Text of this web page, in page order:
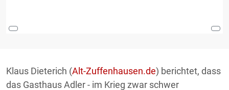
Klaus Dieterich (Alt-Zuffenhausen.de) berichtet, dass
das Gasthaus Adler - im Krieg zwar schwer